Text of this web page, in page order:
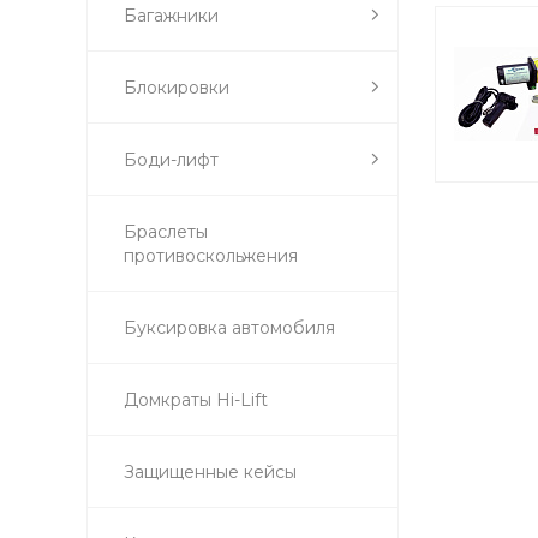
Багажники
Блокировки
Боди-лифт
Браслеты
противоскольжения
Буксировка автомобиля
Домкраты Hi-Lift
Защищенные кейсы